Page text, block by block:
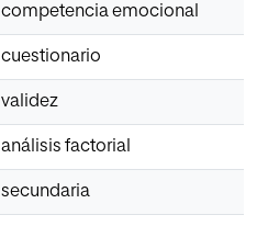
competencia emocional
cuestionario
validez
análisis factorial
secundaria